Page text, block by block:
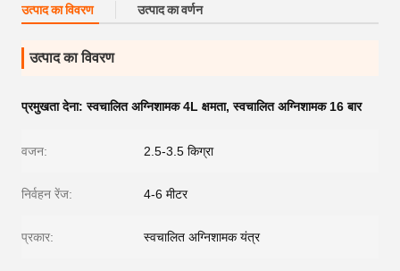
उत्पाद का विवरण उत्पाद का वर्णन
उत्पाद का विवरण
प्रमुखता देना:स्वचालित अग्निशामक 4L क्षमता,स्वचालित अग्निशामक 16 बार
वजन: 2.5-3.5 किग्रा
निर्वहन रेंज: 4-6 मीटर
प्रकार: स्वचालित अग्निशामक यंत्र